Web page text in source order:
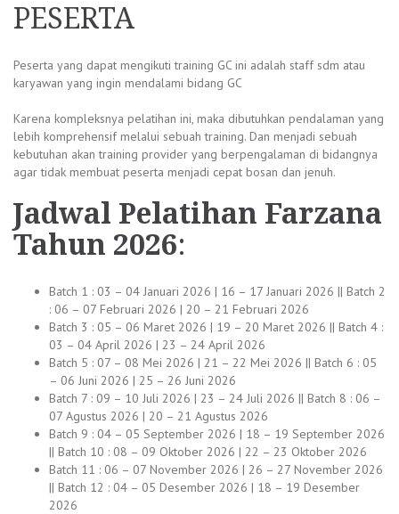
PESERTA
Peserta yang dapat mengikuti training GC ini adalah staff sdm atau
karyawan yang ingin mendalami bidang GC
Karena kompleksnya pelatihan ini, maka dibutuhkan pendalaman yang
lebih komprehensif melalui sebuah training. Dan menjadi sebuah
kebutuhan akan training provider yang berpengalaman di bidangnya
agar tidak membuat peserta menjadi cepat bosan dan jenuh.
Jadwal Pelatihan Farzana
Tahun 2026:
Batch 1 : 03 – 04 Januari 2026 | 16 – 17 Januari 2026 || Batch 2
: 06 – 07 Februari 2026 | 20 – 21 Februari 2026
Batch 3 : 05 – 06 Maret 2026 | 19 – 20 Maret 2026 || Batch 4 :
03 – 04 April 2026 | 23 – 24 April 2026
Batch 5 : 07 – 08 Mei 2026 | 21 – 22 Mei 2026 || Batch 6 : 05
– 06 Juni 2026 | 25 – 26 Juni 2026
Batch 7 : 09 – 10 Juli 2026 | 23 – 24 Juli 2026 || Batch 8 : 06 –
07 Agustus 2026 | 20 – 21 Agustus 2026
Batch 9 : 04 – 05 September 2026 | 18 – 19 September 2026
|| Batch 10 : 08 – 09 Oktober 2026 | 22 – 23 Oktober 2026
Batch 11 : 06 – 07 November 2026 | 26 – 27 November 2026
|| Batch 12 : 04 – 05 Desember 2026 | 18 – 19 Desember
2026